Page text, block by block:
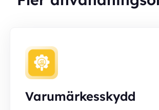
Varumärkesskydd